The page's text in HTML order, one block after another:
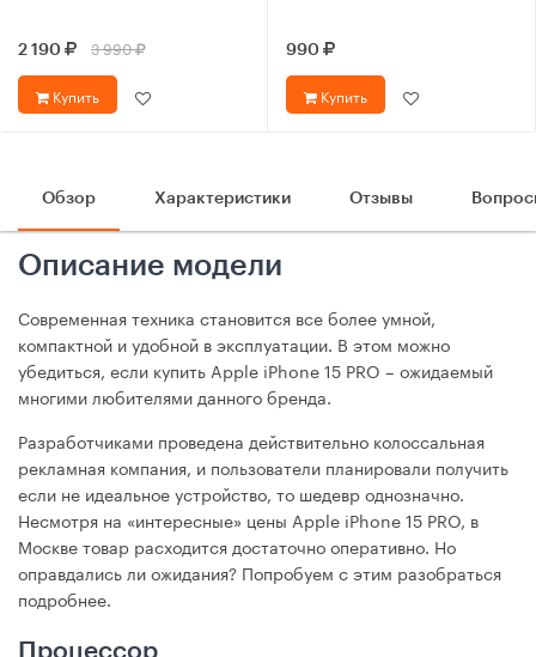
2 190 3 990
Купить
990
Купить
Обзор Характеристики Отзывы
Описание модели
Современная техника становится все более умной,
компактной и удобной в эксплуатации. В этом можно
убедиться, если купить Apple iPhone 15 PRO – ожидаемый
многими любителями данного бренда.
Разработчиками проведена действительно колоссальная
рекламная компания, и пользователи планировали получить
если не идеальное устройство, то шедевр однозначно.
Несмотря на «интересные» цены Apple iPhone 15 PRO, в
Москве товар расходится достаточно оперативно. Но
оправдались ли ожидания? Попробуем с этим разобраться
подробнее.
Процессор